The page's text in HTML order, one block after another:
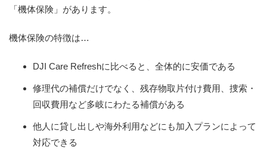
「機体保険」があります。
機体保険の特徴は…
DJI Care Refreshに比べると、全体的に安価である
修理代の補償だけでなく、残存物取片付け費用、捜索・
回収費用など多岐にわたる補償がある
他人に貸し出しや海外利用などにも加入プランによって
対応できる